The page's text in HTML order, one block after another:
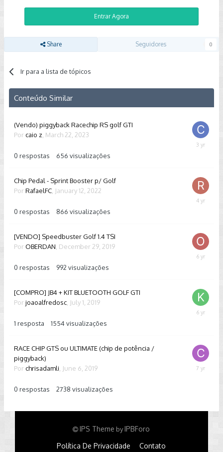
Entrar Agora
Share Seguidores 0
Ir para a lista de tópicos
Conteúdo Similar
(Vendo) piggyback Racechip RS golf GTI
Por caio z March 22, 2023
0 respostas 656 visualizações
March
Chip Pedal - Sprint Booster p/ Golf
Por RafaelFC January 12, 2022
0 respostas 866 visualizações
January
[VENDO] Speedbuster Golf 1.4 TSI
Por OBERDAN December 29, 2019
0 respostas 992 visualizações
[COMPRO] JB4 + KIT BLUETOOTH GOLF GTI
Por joaoalfredosc July 1, 2019
1 resposta 1554 visualizações
May
RACE CHIP GTS ou ULTIMATE (chip de potência /
piggyback)
Por chrisadamli June 6, 2019
0 respostas 2738 visualizações
June
IPS Theme byIPBForo
Política De Privacidade Contato